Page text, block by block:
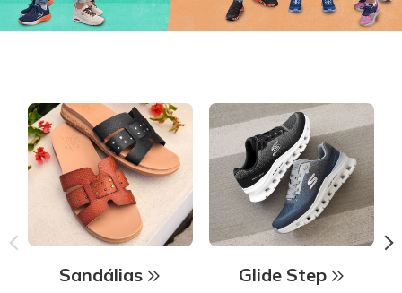
Sandálias Glide Step